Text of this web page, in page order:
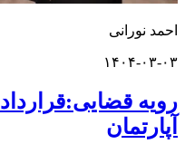
۰۳
قضایی:قرارداد